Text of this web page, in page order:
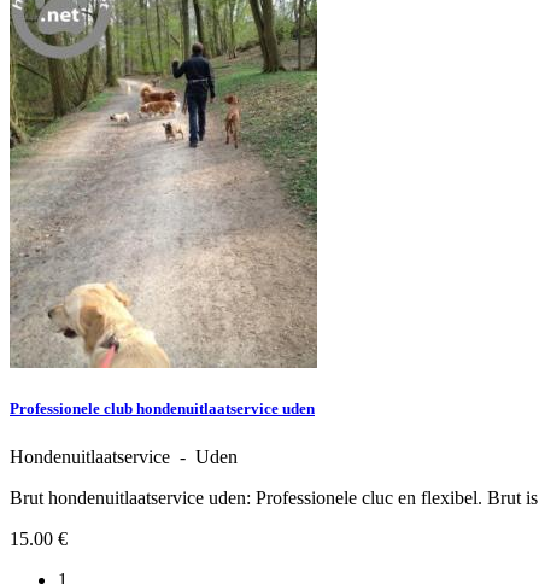
Professionele club hondenuitlaatservice uden
Hondenuitlaatservice - Uden
Brut hondenuitlaatservice uden: Professionele cluc en flexibel. Brut
15.00 €
1